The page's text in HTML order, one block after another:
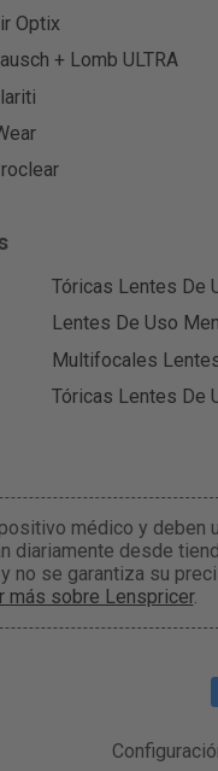
Optix
+ Lomb ULTRA
Tóricas Lentes De
Lentes De Uso
Multifocales
Tóricas Lentes De
médico y
diariamente desde
no se garantiza su
más sobre Lenspricer.